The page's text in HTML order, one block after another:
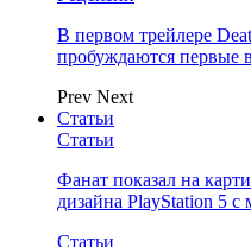
В первом трейлере
пробуждаются первые
Prev Next
Статьи
Статьи
Фанат показал на
дизайна PlayStation 5
Статьи